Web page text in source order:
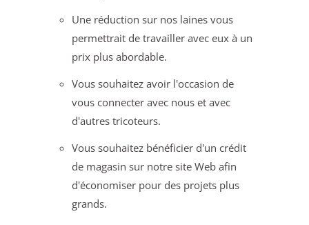
Une réduction sur nos laines vous
permettrait de travailler avec eux à un
prix plus abordable.
Vous souhaitez avoir l'occasion de
vous connecter avec nous et avec
d'autres tricoteurs.
Vous souhaitez bénéficier d'un crédit
de magasin sur notre site Web afin
d'économiser pour des projets plus
grands.